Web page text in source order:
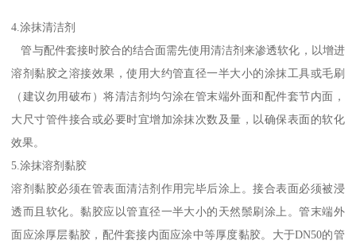
4.涂抹清洁剂
管与配件套接时胶合的结合面需先使用清洁剂来渗透软化，以增进
溶剂黏胶之溶接效果，使用大约管直径一半大小的涂抹工具或毛刷
（建议勿用破布）将清洁剂均匀涂在管末端外面和配件套节内面，
大尺寸管件接合或必要时宜增加涂抹次数及量，以确保表面的软化
效果。
5.涂抹溶剂黏胶
溶剂黏胶必须在管表面清洁剂作用完毕后涂上。接合表面必须被浸
透而且软化。黏胶应以管直径一半大小的天然鬃刷涂上。管末端外
面应涂厚层黏胶，配件套接内面应涂中等厚度黏胶。大于DN50的管